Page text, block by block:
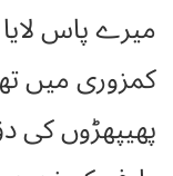
میرے پاس لایا
کمزوری میں
پھیپھڑوں کی